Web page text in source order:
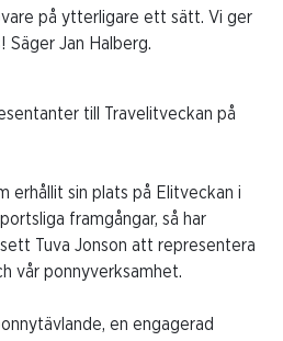
på ytterligare ett sätt. Vi ger
Säger Jan Halberg.
till Travelitveckan på
erhållit sin plats på Elitveckan i
framgångar, så har
Tuva Jonson att representera
vår ponnyverksamhet.
en engagerad